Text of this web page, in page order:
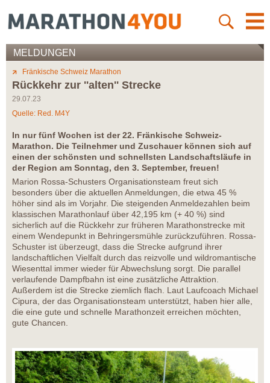
MELDUNGEN
Fränkische Schweiz Marathon
Rückkehr zur ''alten'' Strecke
29.07.23
Quelle: Red. M4Y
In nur fünf Wochen ist der 22. Fränkische Schweiz-
Marathon. Die Teilnehmer und Zuschauer können sich auf
einen der schönsten und schnellsten Landschaftsläufe in
der Region am Sonntag, den 3. September, freuen!
Marion Rossa-Schusters Organisationsteam freut sich
besonders über die aktuellen Anmeldungen, die etwa 45 %
höher sind als im Vorjahr. Die steigenden Anmeldezahlen beim
klassischen Marathonlauf über 42,195 km (+ 40 %) sind
sicherlich auf die Rückkehr zur früheren Marathonstrecke mit
einem Wendepunkt in Behringersmühle zurückzuführen. Rossa-
Schuster ist überzeugt, dass die Strecke aufgrund ihrer
landschaftlichen Vielfalt durch das reizvolle und wildromantische
Wiesenttal immer wieder für Abwechslung sorgt. Die parallel
verlaufende Dampfbahn ist eine zusätzliche Attraktion.
Außerdem ist die Strecke ziemlich flach. Laut Laufcoach Michael
Cipura, der das Organisationsteam unterstützt, haben hier alle,
die eine gute und schnelle Marathonzeit erreichen möchten,
gute Chancen.